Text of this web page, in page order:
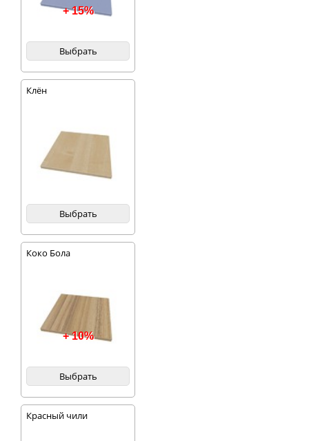
+ 15%
Выбрать
Клён
Выбрать
Коко Бола
+ 10%
Выбрать
Красный чили